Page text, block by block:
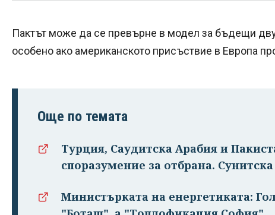
Пактът може да се превърне в модел за бъдещи
особено ако американското присъствие в Европа
Още по темата
Турция, Саудитска Арабия и
споразумение за отбрана.
Министърката на енергетиката: